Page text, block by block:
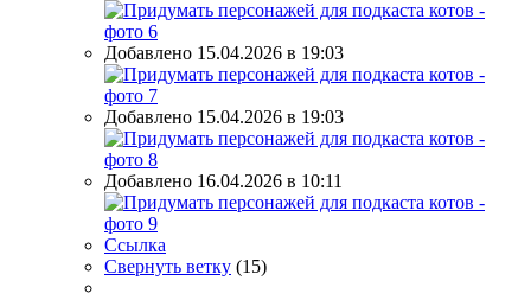
Добавлено 15.04.2026 в 19:03
Добавлено 15.04.2026 в 19:03
Добавлено 16.04.2026 в 10:11
Ссылка
Свернуть ветку (15)